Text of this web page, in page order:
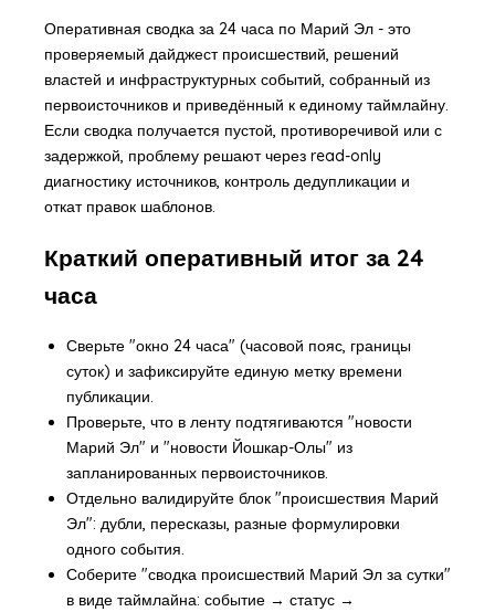
Оперативная сводка за 24 часа по Марий Эл - это
проверяемый дайджест происшествий, решений
властей и инфраструктурных событий, собранный из
первоисточников и приведённый к единому таймлайну.
Если сводка получается пустой, противоречивой или с
задержкой, проблему решают через read-only
диагностику источников, контроль дедупликации и
откат правок шаблонов.
Краткий оперативный итог за 24
часа
Сверьте "окно 24 часа" (часовой пояс, границы
суток) и зафиксируйте единую метку времени
публикации.
Проверьте, что в ленту подтягиваются "новости
Марий Эл" и "новости Йошкар-Олы" из
запланированных первоисточников.
Отдельно валидируйте блок "происшествия Марий
Эл": дубли, пересказы, разные формулировки
одного события.
Соберите "сводка происшествий Марий Эл за сутки"
в виде таймлайна: событие → статус →